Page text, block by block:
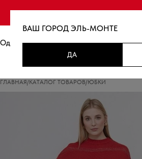
Одежда Новинки Распродажа
ГЛАВНАЯ/КАТАЛОГ ТОВАРОВ/ЮБКИ
ВАШ ГОРОД ЭЛЬ-МОНТЕ
ДА